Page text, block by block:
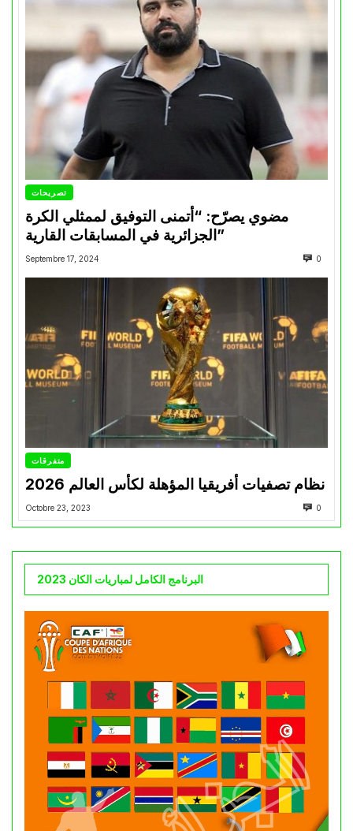
تصريحات
مضوي يصرّح: “أتمنى التوفيق لممثلي الكرة
الجزائرية في المسابقات القارية”
Septembre 17, 2024 0
متفرقات
نظام تصفيات أفريقيا المؤهلة لكأس العالم 2026
Octobre 23, 2023 0
البرنامج الكامل لمباريات الكان 2023